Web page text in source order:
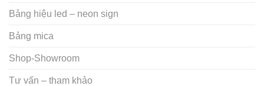
Bảng hiệu led – neon sign
Bảng mica
Shop-Showroom
Tư vấn – tham khảo